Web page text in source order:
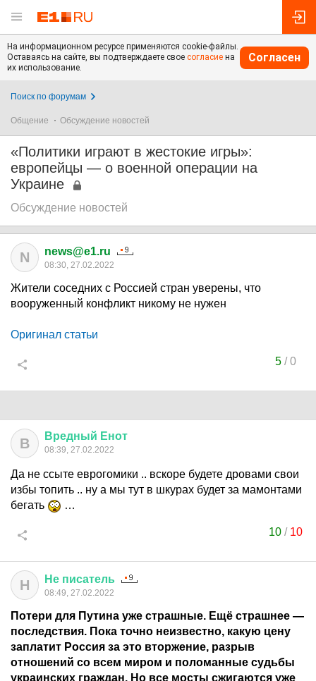
На информационном ресурсе применяются cookie-файлы.
Оставаясь на сайте, вы подтверждаете свое согласие на
их использование.
Согласен
Поиск по форумам
Общение Обсуждение новостей
«Политики играют в жестокие игры»:
европейцы — о военной операции на
Украине
Обсуждение новостей
N news@e1.ru
08:30, 27.02.2022
Жители соседних с Россией стран уверены, что
вооруженный конфликт никому не нужен
Оригинал статьи
5/0
В Вредный Енот
08:39, 27.02.2022
Да не ссыте еврогомики .. вскоре будете дровами свои
избы топить .. ну а мы тут в шкурах будет за мамонтами
бегать
…
10/ 10
Н Не писатель
08:49, 27.02.2022
Потери для Путина уже страшные. Ещё страшнее —
последствия. Пока точно неизвестно, какую цену
заплатит Россия за это вторжение, разрыв
отношений со всем миром и поломанные судьбы
украинских граждан. Но все мосты сжигаются уже